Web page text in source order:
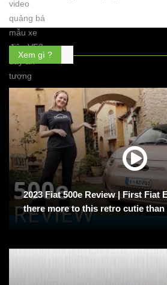
Xem gì ?
2023 Fiat 500e Review | First Fiat
there more to this retro cutie